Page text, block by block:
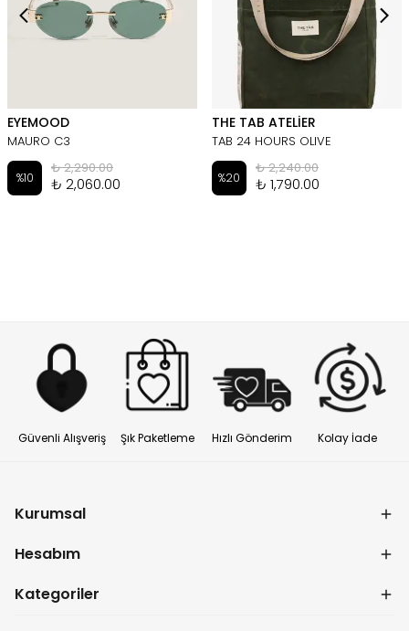
EYEMOOD
MAURO C3
%10
₺ 2,290.00
₺ 2,060.00
THE TAB ATELİER
TAB 24 HOURS OLIVE
%20
₺ 2,240.00
₺ 1,790.00
Güvenli Alışveriş Şık Paketleme Hızlı Gönderim Kolay İade
Kurumsal
Hesabım
Kategoriler